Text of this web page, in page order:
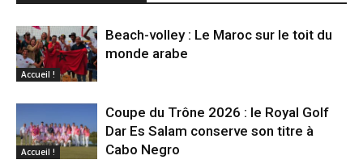
Accueil !
Beach-volley : Le Maroc sur le toit du
monde arabe
Accueil !
Coupe du Trône 2026 : le Royal Golf
Dar Es Salam conserve son titre à
Cabo Negro